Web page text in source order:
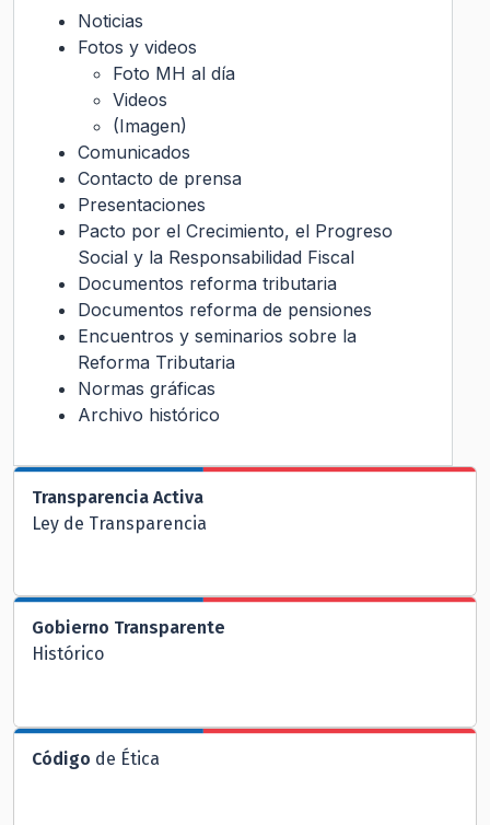
Noticias
Fotos y videos
Foto MH al día
Videos
(Imagen)
Comunicados
Contacto de prensa
Presentaciones
Pacto por el Crecimiento, el Progreso
Social y la Responsabilidad Fiscal
Documentos reforma tributaria
Documentos reforma de pensiones
Encuentros y seminarios sobre la
Reforma Tributaria
Normas gráficas
Archivo histórico
Transparencia Activa
Ley de Transparencia
Gobierno Transparente
Histórico
Código de Ética